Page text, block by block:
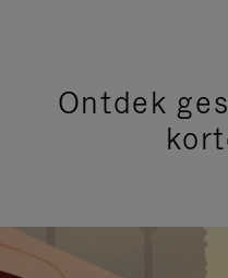
Ontdek